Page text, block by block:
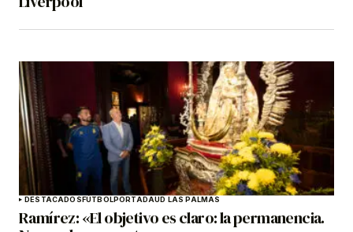
DESTACADOSFÚTBOLPORTADAUD LAS PALMAS
Ramírez: «El objetivo es claro: la permanencia.